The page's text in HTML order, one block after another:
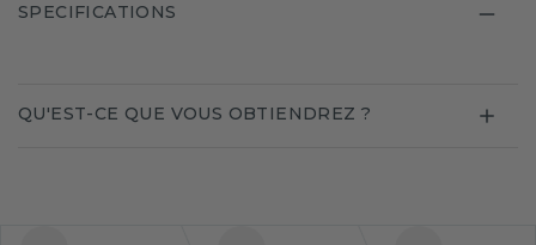
SPECIFICATIONS
QU'EST-CE QUE VOUS OBTIENDREZ ?